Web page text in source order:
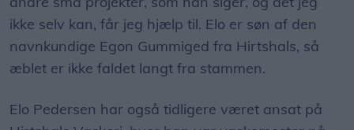
ikke selv kan, får jeg hjælp til. Elo er søn af den
navnkundige Egon Gummiged fra Hirtshals, så
æblet er ikke faldet langt fra stammen.
Elo Pedersen har også tidligere været ansat på